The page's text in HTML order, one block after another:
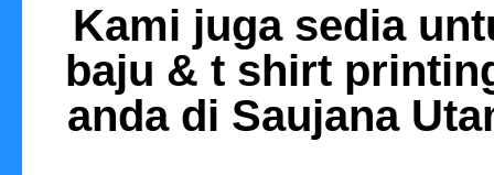
Kami juga sedia
baju & t shirt
anda di Saujana